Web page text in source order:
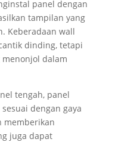
panel dengan
tampilan yang
Keberadaan wall
dinding, tetapi
dalam
tengah, panel
dengan gaya
memberikan
juga dapat